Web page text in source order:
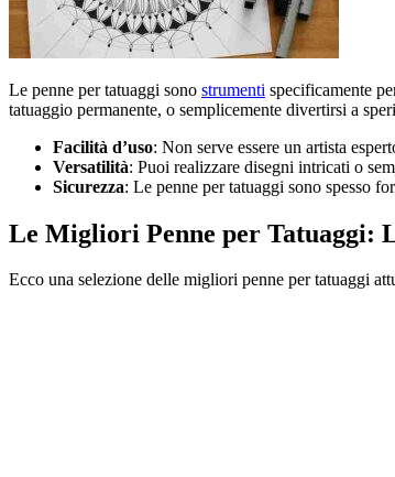
Le penne per tatuaggi sono strumenti specificamente
tatuaggio permanente, o semplicemente divertirsi a
Facilità d’uso: Non serve essere un artista
Versatilità: Puoi realizzare disegni intricati o
Sicurezza: Le penne per tatuaggi sono spesso
Le Migliori Penne per Tatuaggi:
Ecco una selezione delle migliori penne per tatuaggi